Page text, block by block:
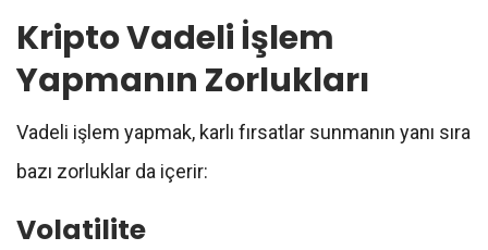
Kripto Vadeli İşlem
Yapmanın Zorlukları
Vadeli işlem yapmak, karlı fırsatlar sunmanın yanı sıra
bazı zorluklar da içerir:
Volatilite